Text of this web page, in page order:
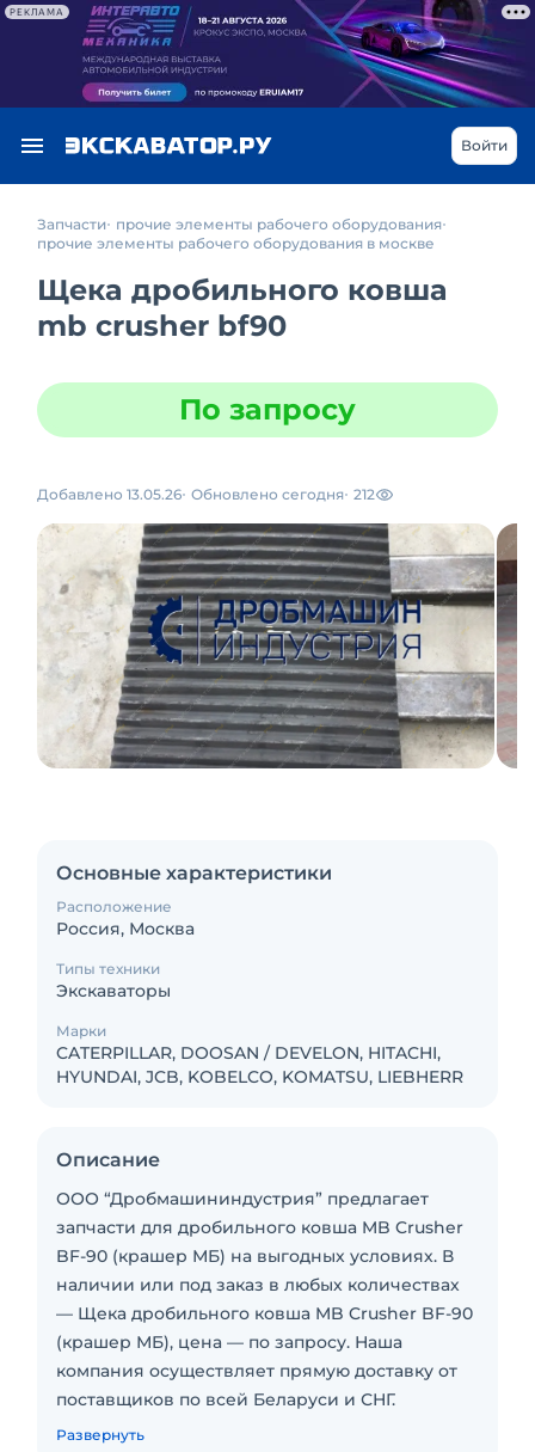
РЕКЛАМА
Войти
Запчасти прочие элементы рабочего оборудования
прочие элементы рабочего оборудования в москве
Щека дробильного ковша
mb crusher bf90
По запросу
Добавлено 13.05.26 Обновлено сегодня 212
Основные характеристики
Расположение
Россия, Москва
Типы техники
Экскаваторы
Марки
CATERPILLAR, DOOSAN / DEVELON, HITACHI,
HYUNDAI, JCB, KOBELCO, KOMATSU, LIEBHERR
Описание
ООО “Дробмашининдустрия” предлагает
запчасти для дробильного ковша MB Crusher
BF-90 (крашер МБ) на выгодных условиях. В
наличии или под заказ в любых количествах
— Щека дробильного ковша MB Crusher BF-90
(крашер МБ), цена — по запросу. Наша
компания осуществляет прямую доставку от
поставщиков по всей Беларуси и СНГ.
Вы можете купить щеки в ковш дробильный
Развернуть